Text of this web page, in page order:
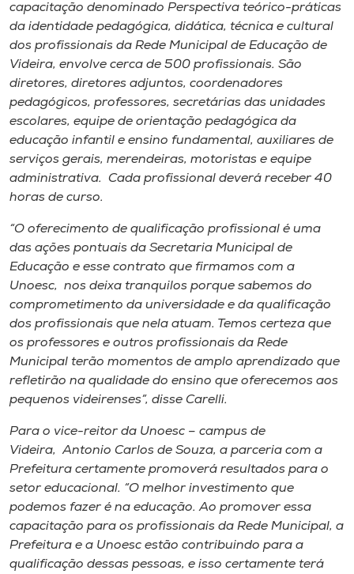
capacitação denominado Perspectiva teórico-práticas
da identidade pedagógica, didática, técnica e cultural
dos profissionais da Rede Municipal de Educação de
Videira, envolve cerca de 500 profissionais. São
diretores, diretores adjuntos, coordenadores
pedagógicos, professores, secretárias das unidades
escolares, equipe de orientação pedagógica da
educação infantil e ensino fundamental, auxiliares de
serviços gerais, merendeiras, motoristas e equipe
administrativa. Cada profissional deverá receber 40
horas de curso.
“O oferecimento de qualificação profissional é uma
das ações pontuais da Secretaria Municipal de
Educação e esse contrato que firmamos com a
Unoesc, nos deixa tranquilos porque sabemos do
comprometimento da universidade e da qualificação
dos profissionais que nela atuam. Temos certeza que
os professores e outros profissionais da Rede
Municipal terão momentos de amplo aprendizado que
refletirão na qualidade do ensino que oferecemos aos
pequenos videirenses”, disse Carelli.
Para o vice-reitor da Unoesc – campus de
Videira, Antonio Carlos de Souza, a parceria com a
Prefeitura certamente promoverá resultados para o
setor educacional. “O melhor investimento que
podemos fazer é na educação. Ao promover essa
capacitação para os profissionais da Rede Municipal, a
Prefeitura e a Unoesc estão contribuindo para a
qualificação dessas pessoas, e isso certamente terá